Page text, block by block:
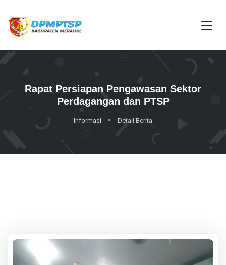
Rapat Persiapan Pengawasan Sektor
Perdagangan dan PTSP
Informasi Detail Berita